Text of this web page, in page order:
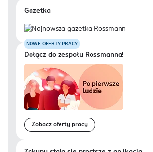
Gazetka
NOWE OFERTY PRACY
Dołącz do zespołu Rossmanna!
Zobacz oferty pracy